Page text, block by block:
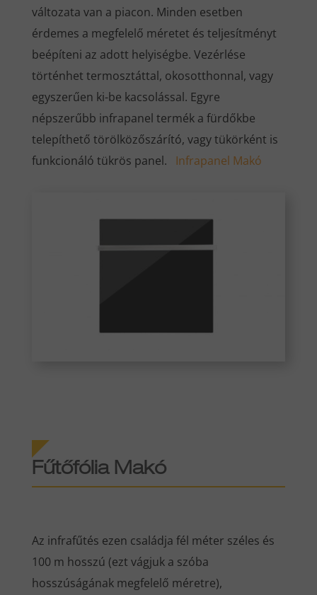
változata van a piacon. Minden esetben
érdemes a megfelelő méretet és teljesítményt
beépíteni az adott helyiségbe. Vezérlése
történhet termosztáttal, okosotthonnal, vagy
egyszerűen ki-be kacsolással. Egyre
népszerűbb infrapanel termék a fürdőkbe
telepíthető törölközőszárító, vagy tükörként is
funkcionáló tükrös panel. Infrapanel Makó
Fűtőfólia Makó
Az infrafűtés ezen családja fél méter széles és
100 m hosszú (ezt vágjuk a szóba
hosszúságának megfelelő méretre),